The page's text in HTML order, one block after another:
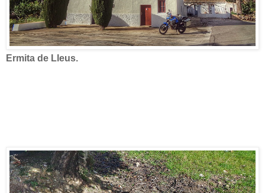
Ermita de Lleus.